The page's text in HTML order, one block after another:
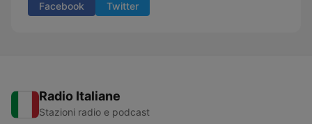
Facebook Twitter
Radio Italiane
Stazioni radio e podcast